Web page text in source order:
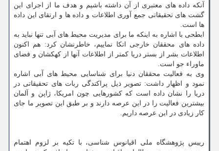
آنکه داده های معتبری از آن داشته باشیم و هدف ما از اجرای این
گشت های تحقیقاتی جمع آوری اطلاعات و داده ها و ارتقای این داده
ها است.
ابطحی با اشاره به اینکه ما برای مدیریت محیط های آبی تنها نباید به
داده های محققان خارجی اتکا نماییم، خاطرنشان کرد: هم اکنون
اطلاعات بشر از بستر دریا کمتر از اطلاعات آنها از کهکشان و فضای
ماوراء جو است.
وی به فعالیت محققان دنیا برای شناسایی محیط های آبی اشاره
نمود و اظهار داشت: تصویر ذیل پراکندگی ربات های تحقیقاتی در
دریا را نشان داده است که کشورهایی چون امریکا، ژاپن و آلمان
بیشترین فعالیت را در این عرصه دارند و بر طبق این تصویر ما جای
کار زیادی در این عرصه داریم.
رییس پژوهشگاه ملی اقیانوس شناسی، با تکیه بر لزوم اهتمام